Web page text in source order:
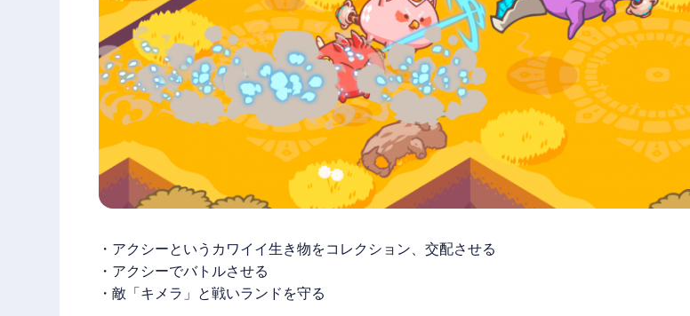
・アクシーというカワイイ生き物をコレクション、交配させる
・アクシーでバトルさせる
・敵「キメラ」と戦いランドを守る